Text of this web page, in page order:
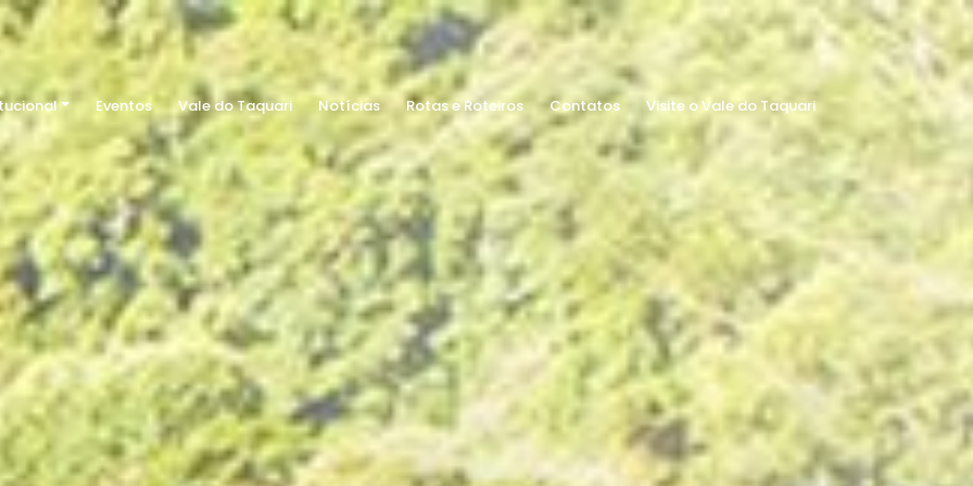
Eventos Vale do Taquari Notícias Rotas e Roteiros Contatos Visite o Vale do Taquari